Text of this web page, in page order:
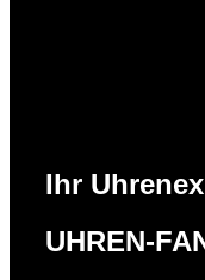
Ihr
UHREN-